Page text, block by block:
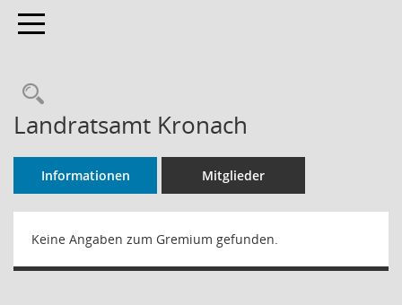
Toggle navigation
Rechercheauswahl
Landratsamt Kronach
Informationen Mitglieder
Keine Angaben zum Gremium gefunden.